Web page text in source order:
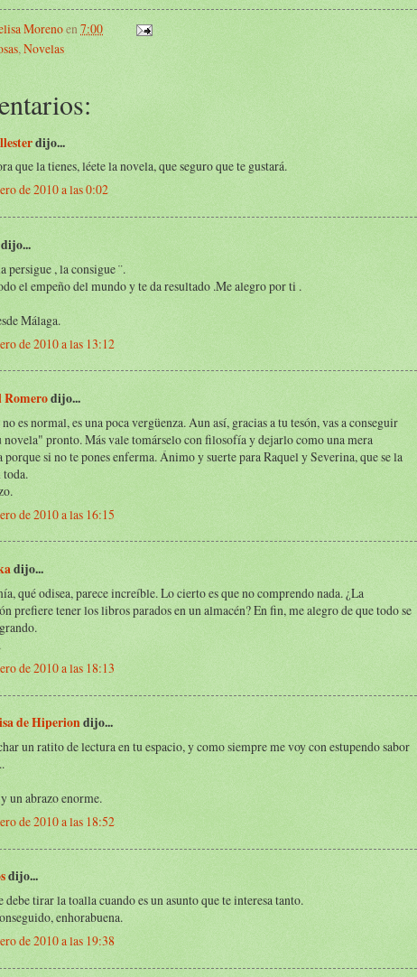
Morenoen 7:00
, Novelas
dijo...
que la tienes, léete la novela, que seguro que te gustará.
de 2010 a las 0:02
dijo...
persigue , la consigue ¨.
el empeño del mundo y te da resultado .Me alegro por ti .
Málaga.
de 2010 a las 13:12
dijo...
no es normal, es una poca vergüenza. Aun así, gracias a tu tesón, vas a conseguir
novela" pronto. Más vale tomárselo con filosofía y dejarlo como una mera
porque si no te pones enferma. Ánimo y suerte para Raquel y Severina, que se la
toda.
de 2010 a las 16:15
dijo...
qué odisea, parece increíble. Lo cierto es que no comprendo nada. ¿La
prefiere tener los libros parados en un almacén? En fin, me alegro de que todo se
de 2010 a las 18:13
de Hiperiondijo...
un ratito de lectura en tu espacio, y como siempre me voy con estupendo sabor
un abrazo enorme.
de 2010 a las 18:52
dijo...
debe tirar la toalla cuando es un asunto que te interesa tanto.
enhorabuena.
de 2010 a las 19:38